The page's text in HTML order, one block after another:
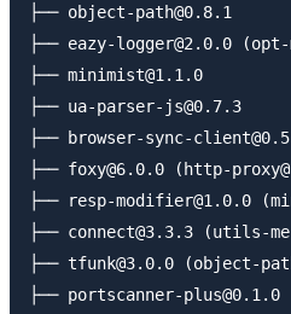
├── object-path@0.8.1
├── eazy-logger@2.0.0 (opt-
├── minimist@1.1.0
├── ua-parser-js@0.7.3
├── browser-sync-
├── foxy@6.0.0 (http-
├── resp-modifier@1.0.0
├── connect@3.3.3 (utils-
├── tfunk@3.0.0 (object-
├── portscanner-